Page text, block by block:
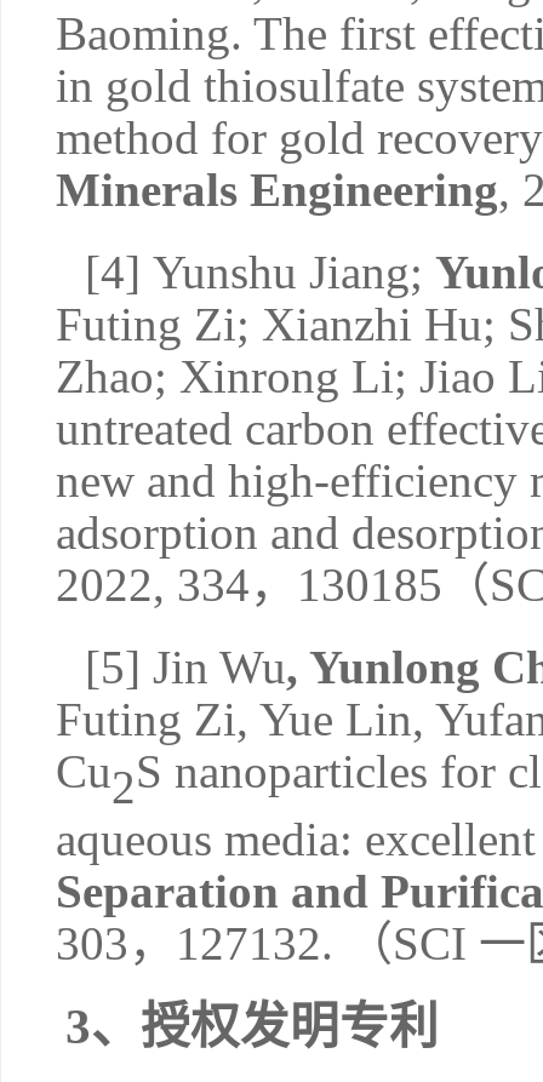
Baoming. The first
in gold thiosulfate
method for gold
Minerals Engineering,
[4] Yunshu Jiang;
Futing Zi; Xianzhi Hu;
Zhao; Xinrong Li; Jiao
untreated carbon
new and high-efficiency
adsorption and
2022, 334， 130185 （
[5] Jin Wu, Yunlong
Futing Zi, Yue Lin,
Cu2S nanoparticles for
aqueous media:
Separation and
303， 127132. （SCI 一
3、 授权发明专利